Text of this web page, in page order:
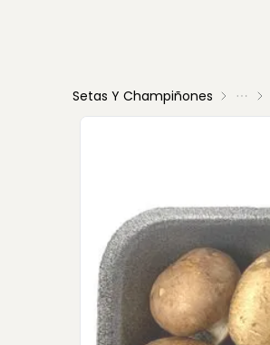
Setas Y Champiñones